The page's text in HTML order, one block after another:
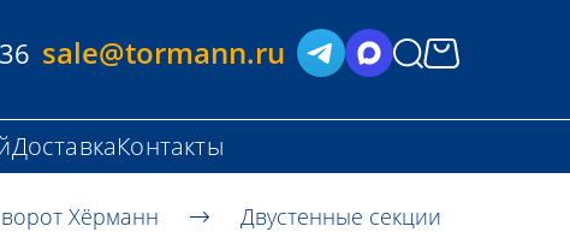
sale@tormann.ru
ДоставкаКонтакты
Хёрманн
Двустенные секции